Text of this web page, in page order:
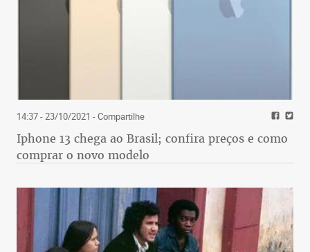
14:37 - 23/10/2021 - Compartilhe
Iphone 13 chega ao Brasil; confira preços e como
comprar o novo modelo